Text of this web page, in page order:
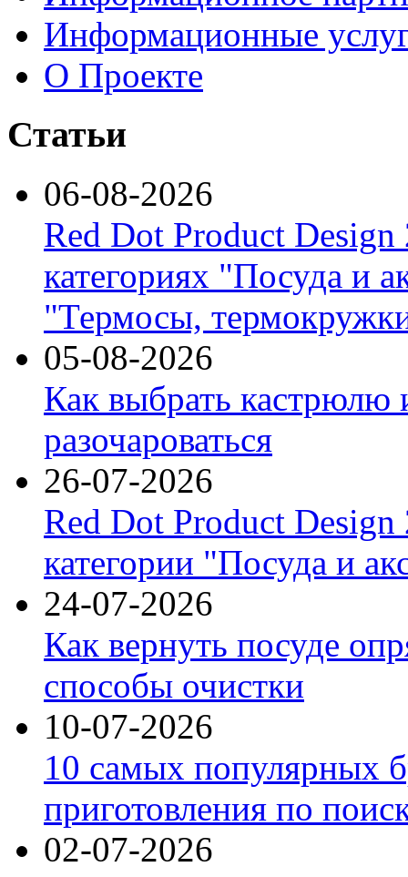
Информационные
О Проекте
Статьи
06-08-2026
Red Dot Product Design
категориях "Посуда и
"Термосы,
05-08-2026
Как выбрать кастрюлю
разочароваться
26-07-2026
Red Dot Product Design
категории "Посуда и
24-07-2026
Как вернуть посуде
способы очистки
10-07-2026
10 самых популярных
приготовления по
02-07-2026